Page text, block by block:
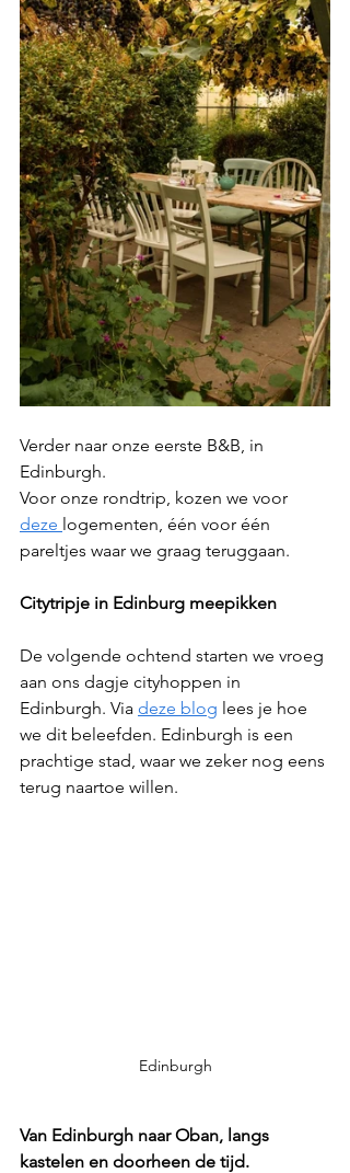
Verder naar onze eerste B&B, in
Edinburgh.
Voor onze rondtrip, kozen we voor
deze logementen, één voor één
pareltjes waar we graag teruggaan.
Citytripje in Edinburg meepikken
De volgende ochtend starten we vroeg
aan ons dagje cityhoppen in
Edinburgh. Via deze blog lees je hoe
we dit beleefden. Edinburgh is een
prachtige stad, waar we zeker nog eens
terug naartoe willen.
Edinburgh
Van Edinburgh naar Oban, langs
kastelen en doorheen de tijd.